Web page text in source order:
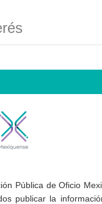
Pública de Oficio
publicar la